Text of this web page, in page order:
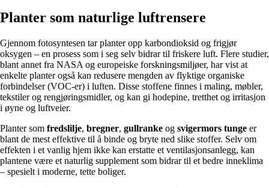
Planter som naturlige luftrensere
Gjennom fotosyntesen tar planter opp karbondioksid og frigjør
oksygen – en prosess som i seg selv bidrar til friskere luft. Flere studier,
blant annet fra NASA og europeiske forskningsmiljøer, har vist at
enkelte planter også kan redusere mengden av flyktige organiske
forbindelser (VOC-er) i luften. Disse stoffene finnes i maling, møbler,
tekstiler og rengjøringsmidler, og kan gi hodepine, tretthet og irritasjon
i øyne og luftveier.
Planter som fredslilje, bregner, gullranke og svigermors tunge er
blant de mest effektive til å binde og bryte ned slike stoffer. Selv om
effekten i et vanlig hjem ikke kan erstatte et ventilasjonsanlegg, kan
plantene være et naturlig supplement som bidrar til et bedre inneklima
– spesielt i moderne, tette boliger.